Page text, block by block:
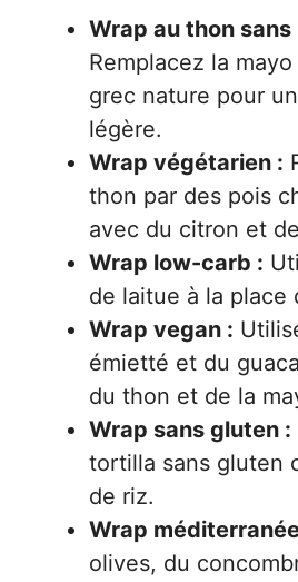
Wrap au thon sans
Remplacez la
grec nature pour
légère.
Wrap végétarien :
thon par des pois
avec du citron et
Wrap low-carb :
de laitue à la place
Wrap vegan :
émietté et du
du thon et de la
Wrap sans gluten :
tortilla sans gluten
de riz.
Wrap
olives, du